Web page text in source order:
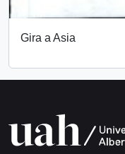
Gira a Asia